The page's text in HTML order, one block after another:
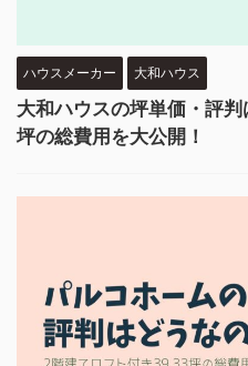
ハウスメーカー 大和ハウス
大和ハウスの坪単価・評
坪の総費用を大公開！